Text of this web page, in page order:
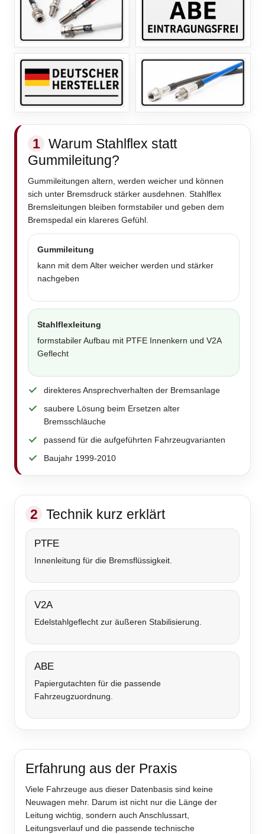
1 Warum Stahlflex statt
Gummileitung?
Gummileitungen altern, werden weicher und können
sich unter Bremsdruck stärker ausdehnen. Stahlflex
Bremsleitungen bleiben formstabiler und geben dem
Bremspedal ein klareres Gefühl.
Gummileitung
kann mit dem Alter weicher werden und stärker
nachgeben
Stahlflexleitung
formstabiler Aufbau mit PTFE Innenkern und V2A
Geflecht
direkteres Ansprechverhalten der Bremsanlage
saubere Lösung beim Ersetzen alter
Bremsschläuche
passend für die aufgeführten Fahrzeugvarianten
Baujahr 1999-2010
2 Technik kurz erklärt
PTFE
Innenleitung für die Bremsflüssigkeit.
V2A
Edelstahlgeflecht zur äußeren Stabilisierung.
ABE
Papiergutachten für die passende
Fahrzeugzuordnung.
Erfahrung aus der Praxis
Viele Fahrzeuge aus dieser Datenbasis sind keine
Neuwagen mehr. Darum ist nicht nur die Länge der
Leitung wichtig, sondern auch Anschlussart,
Leitungsverlauf und die passende technische